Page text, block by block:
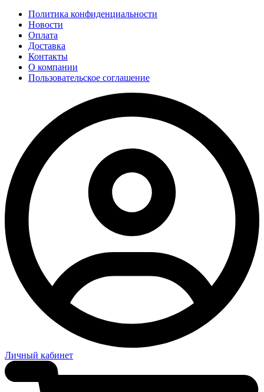
Политика конфиденциальности
Новости
Оплата
Доставка
Контакты
О компании
Пользовательское соглашение
Личный кабинет